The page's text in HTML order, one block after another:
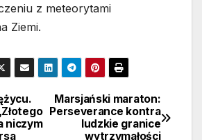
z meteorytami
Ziemi.
Marsjański maraton:
Perseverance kontra
ludzkie granice
wytrzymałości
niczym